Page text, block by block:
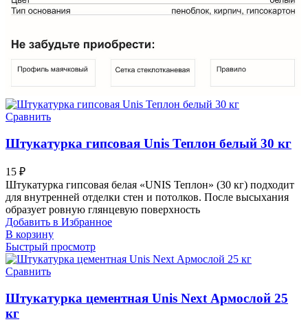
Сравнить
Штукатурка гипсовая Unis Теплон белый 30 кг
15 ₽
Штукатурка гипсовая белая «UNIS Теплон» (30 кг) подходит
для внутренней отделки стен и потолков. После высыхания
образует ровную глянцевую поверхность
Добавить в Избранное
В корзину
Быстрый просмотр
Сравнить
Штукатурка цементная Unis Next Армослой 25
кг